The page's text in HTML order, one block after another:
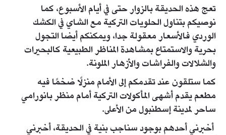
تعج هذه الحديقة بالزوار حتى في أيام الأسبوع، كما
نوصيكم بتناول الحلويات التركية مع الشاي في الكشك
الوردي فالأسعار معقولة جدا، ويمكنكم أيضا التجول
بحرية والاستمتاع بمشاهدة المناظر الطبيعية كالبحيرات
والشلالات والفراشات والأزهار الملونة.
كما ستلقون عند تقدمكم إلى الأمام منزلًا ضخمًا فيه
مطعم يقدم أشهى المأكولات التركية أمام منظر بانورامي
ساحر لمدينة إسطنبول من الأعلى.
أخبرني أحدهم بوجود سناجب بنية في الحديقة، أخبرني